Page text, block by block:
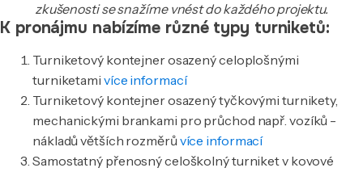
zkušenosti se snažíme vnést do každého projektu.
K pronájmu nabízíme různé typy turniketů:
Turniketový kontejner osazený celoplošnými
turniketami více informací
Turniketový kontejner osazený tyčkovými turnikety,
mechanickými brankami pro průchod např. vozíků -
nákladů větších rozměrůvíce informací
Samostatný přenosný celoškolný turniket v kovové